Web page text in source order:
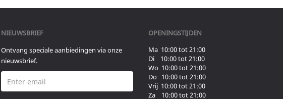
NIEUWSBRIEF
Ontvang speciale aanbiedingen via onze
nieuwsbrief.
OPENINGSTIJDEN
Ma 10:00 tot 21:00
Di 10:00 tot 21:00
Wo 10:00 tot 21:00
Do 10:00 tot 21:00
Vrij 10:00 tot 21:00
Za 10:00 tot 21:00